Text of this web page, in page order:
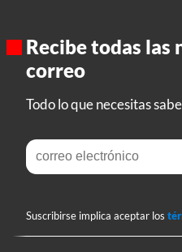
Recibe todas las
correo
Todo lo que necesitas
Suscribirse implica aceptar los